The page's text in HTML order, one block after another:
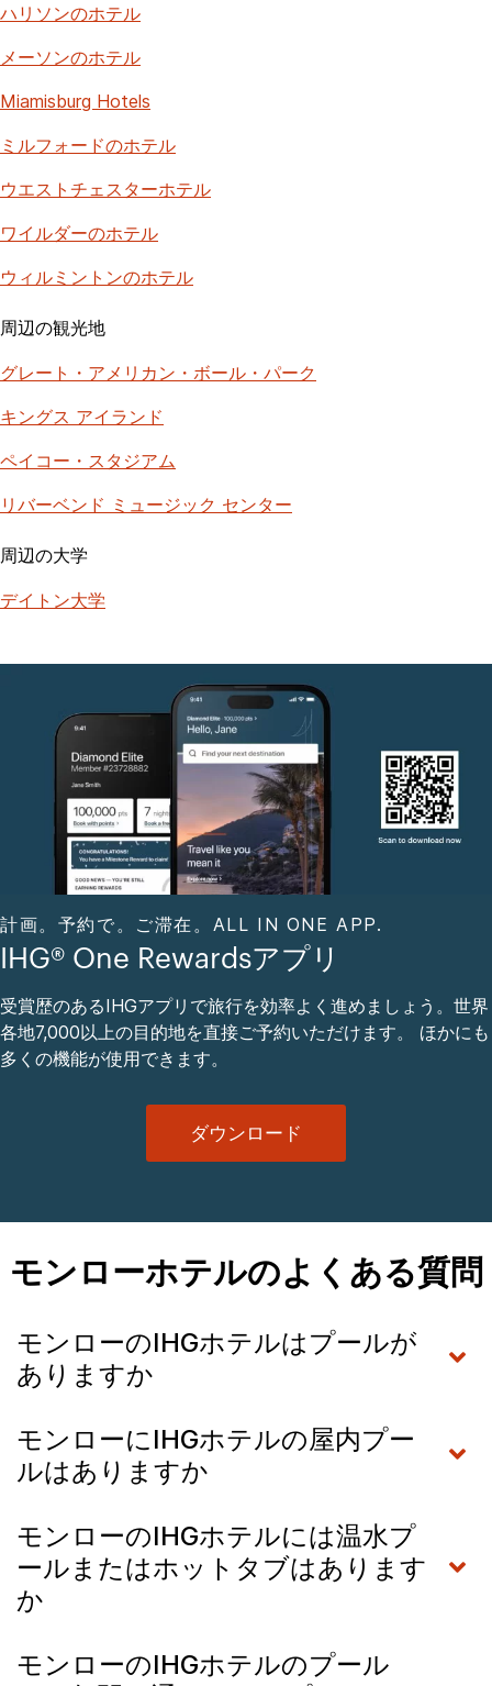
ハリソンのホテル
メーソンのホテル
Miamisburg Hotels
ミルフォードのホテル
ウエストチェスターホテル
ワイルダーのホテル
ウィルミントンのホテル
周辺の観光地
グレート・アメリカン・ボール・パーク
キングス アイランド
ペイコー・スタジアム
リバーベンド ミュージック センター
周辺の大学
デイトン大学
計画。予約で。ご滞在。ALL IN ONE APP.
IHG® One Rewardsアプリ
受賞歴のあるIHGアプリで旅行を効率よく進めましょう。世界
各地7,000以上の目的地を直接ご予約いただけます。 ほかにも
多くの機能が使用できます。
ダウンロード
モンローホテルのよくある質問
モンローのIHGホテルはプールが
ありますか
モンローにIHGホテルの屋内プー
ルはありますか
モンローのIHGホテルには温水プ
ールまたはホットタブはあります
か
モンローのIHGホテルのプール